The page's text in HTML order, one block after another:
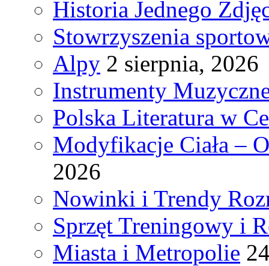
Historia Jednego
Stowrzyszenia
Alpy 2 sierpnia, 2026
Instrumenty
Polska Literatura w
Modyfikacje Ciała –
2026
Nowinki i Trendy
Sprzęt Treningowy i
Miasta i Metropolie